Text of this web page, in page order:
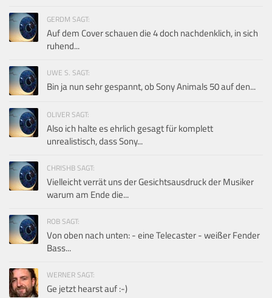
GERDM SAGT:
Auf dem Cover schauen die 4 doch nachdenklich, in sich
ruhend...
UWE S. SAGT:
Bin ja nun sehr gespannt, ob Sony Animals 50 auf den...
OLIVER SAGT:
Also ich halte es ehrlich gesagt für komplett
unrealistisch, dass Sony...
CHRISHB SAGT:
Vielleicht verrät uns der Gesichtsausdruck der Musiker
warum am Ende die...
ROB SAGT:
Von oben nach unten: - eine Telecaster - weißer Fender
Bass...
WERNER SAGT:
Ge jetzt hearst auf :-)